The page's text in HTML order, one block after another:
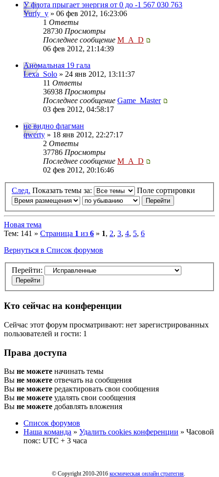
У флота прыгает энергия от 0 до -1 567 030 763
Yuriy_y » 06 фев 2012, 16:23:06
1 Ответы
28730 Просмотры
Последнее сообщение M_A_D
06 фев 2012, 21:14:39
Аномальная 19 гала
Lexa_Solo » 24 янв 2012, 13:11:37
11 Ответы
36938 Просмотры
Последнее сообщение Game_Master
03 фев 2012, 04:58:17
не видно флагман
qwerty » 18 янв 2012, 22:27:17
2 Ответы
37786 Просмотры
Последнее сообщение M_A_D
02 фев 2012, 20:16:46
След. Показать темы за: Поле сортировки
Новая тема
Тем: 141 » Страница 1 из 6 » 1, 2, 3, 4, 5, 6
Вернуться в Список форумов
Перейти:
Кто сейчас на конференции
Сейчас этот форум просматривают: нет зарегистрированных
пользователей и гости: 1
Права доступа
Вы не можете начинать темы
Вы не можете отвечать на сообщения
Вы не можете редактировать свои сообщения
Вы не можете удалять свои сообщения
Вы не можете добавлять вложения
Список форумов
Наша команда » Удалить cookies конференции » Часовой
пояс: UTC + 3 часа
© Copyright 2010-2016 космическая онлайн стратегия.